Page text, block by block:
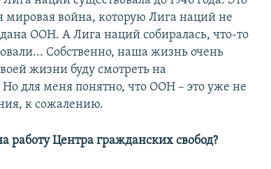
мировая война, которую Лига наций не
ООН. А Лига наций собиралась, что-то
Собственно, наша жизнь очень
жизни буду смотреть на
для меня понятно, что ООН – это уже не
к сожалению.
работу Центра гражданских свобод?